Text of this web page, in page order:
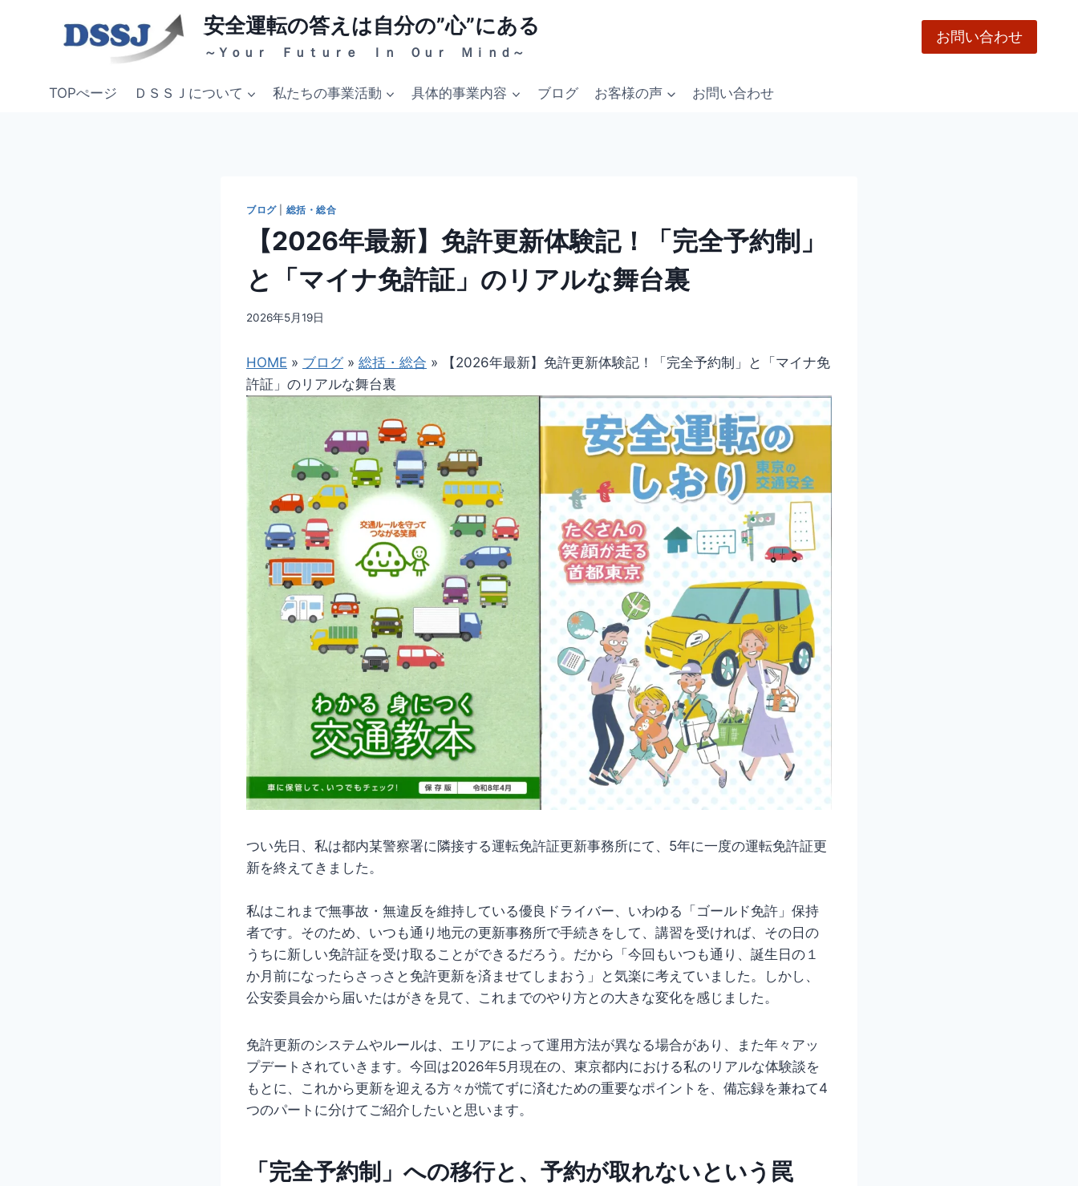
安全運転の答えは自分の”心”にある
～Ｙｏｕｒ Ｆｕｔｕｒｅ Ｉｎ Ｏｕｒ Ｍｉｎｄ～
お問い合わせ
TOPぺージ ＤＳＳＪについて 私たちの事業活動 具体的事業内容 ブログ お客様の声 お問い合わせ
ブログ| 総括・総合
【2026年最新】免許更新体験記！「完全予約制」
と「マイナ免許証」のリアルな舞台裏
By
2026年5月19日
HOME » ブログ » 総括・総合 » 【2026年最新】免許更新体験記！「完全予約制」と「マイナ免
許証」のリアルな舞台裏
つい先日、私は都内某警察署に隣接する運転免許証更新事務所にて、5年に一度の運転免許証更
新を終えてきました。
私はこれまで無事故・無違反を維持している優良ドライバー、いわゆる「ゴールド免許」保持
者です。そのため、いつも通り地元の更新事務所で手続きをして、講習を受ければ、その日の
うちに新しい免許証を受け取ることができるだろう。だから「今回もいつも通り、誕生日の１
か月前になったらさっさと免許更新を済ませてしまおう」と気楽に考えていました。しかし、
公安委員会から届いたはがきを見て、これまでのやり方との大きな変化を感じました。
免許更新のシステムやルールは、エリアによって運用方法が異なる場合があり、また年々アッ
プデートされていきます。今回は2026年5月現在の、東京都内における私のリアルな体験談を
もとに、これから更新を迎える方々が慌てずに済むための重要なポイントを、備忘録を兼ねて4
つのパートに分けてご紹介したいと思います。
「完全予約制」への移行と、予約が取れないという罠